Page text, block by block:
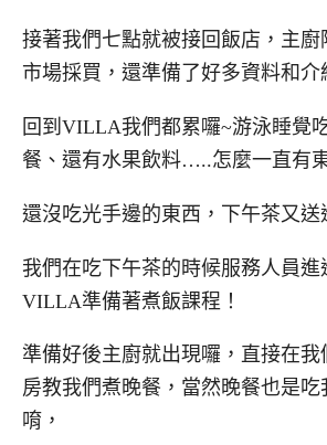
接著我們七點就被接回飯店，主
市場採買，還準備了好多資料和介
回到VILLA我們都累囉~游泳睡覺
餐、還有水果飲料…..怎麼一直有
還沒吃光手邊的東西，下午茶又
我們在吃下午茶的時候服務人員進
VILLA準備著煮飯課程！
準備好後主廚就出現囉，直接在
房教我們煮晚餐，當然晚餐也是吃
唷，